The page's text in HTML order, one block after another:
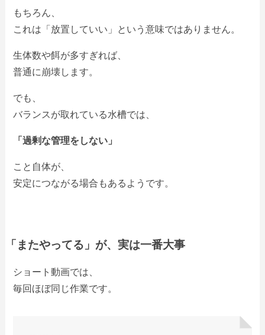
もちろん、
これは「放置していい」という意味ではありません。
生体数や餌が多すぎれば、
普通に崩壊します。
でも、
バランスが取れている水槽では、
「過剰な管理をしない」
こと自体が、
安定につながる場合もあるようです。
「またやってる」が、実は一番大事
ショート動画では、
毎回ほぼ同じ作業です。